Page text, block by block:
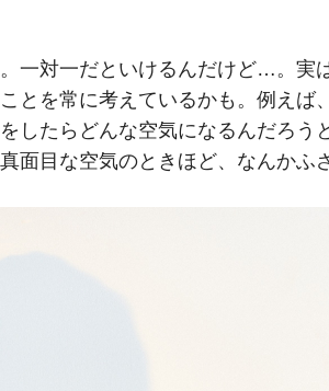
一対一だといけるんだけど…。実
とを常に考えているかも。例えば、
したらどんな空気になるんだろう
面目な空気のときほど、なんかふ